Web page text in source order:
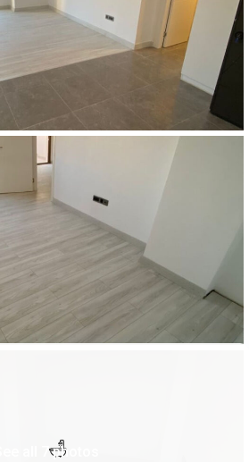
See all 7 photos